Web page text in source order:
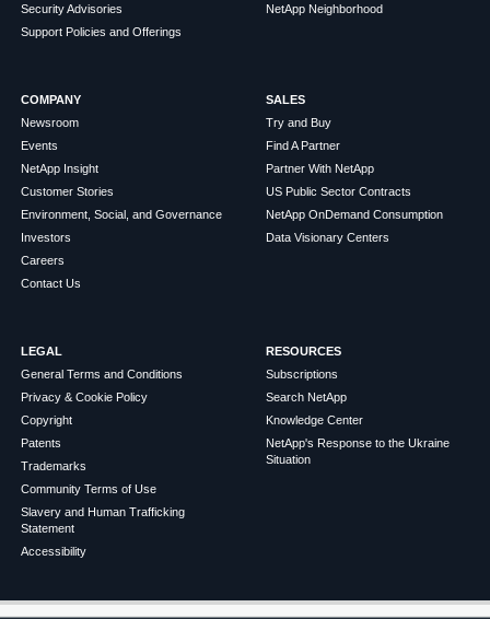
Security Advisories
Support Policies and Offerings
NetApp Neighborhood
COMPANY
Newsroom
Events
NetApp Insight
Customer Stories
Environment, Social, and Governance
Investors
Careers
Contact Us
SALES
Try and Buy
Find A Partner
Partner With NetApp
US Public Sector Contracts
NetApp OnDemand Consumption
Data Visionary Centers
LEGAL
General Terms and Conditions
Privacy & Cookie Policy
Copyright
Patents
Trademarks
Community Terms of Use
Slavery and Human Trafficking
Statement
Accessibility
RESOURCES
Subscriptions
Search NetApp
Knowledge Center
NetApp's Response to the Ukraine
Situation